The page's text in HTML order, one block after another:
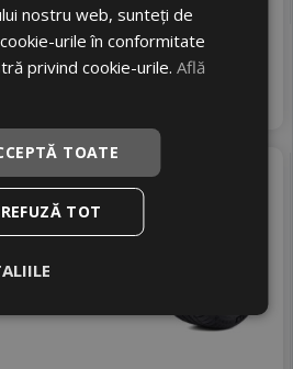
In stoc - peste 12 buc
livrare 5/7 zile
Ps4
nostru web, sunteți de
urile în conformitate
privind cookie-urile.Află
TOATE
REFUZĂ TOT